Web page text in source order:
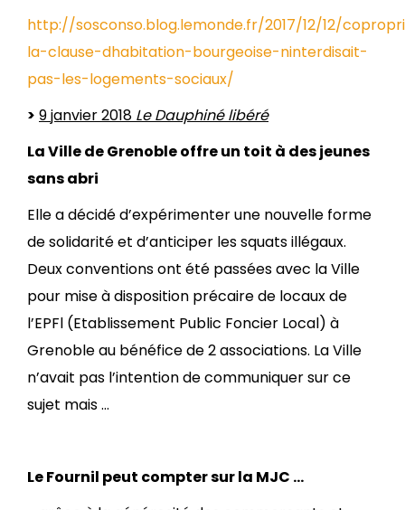
http://sosconso.blog.lemonde.fr/2017/12/12/
la-clause-dhabitation-bourgeoise-ninterdisait-
pas-les-logements-sociaux/
> 9 janvier 2018 Le Dauphiné libéré
La Ville de Grenoble offre un toit à des jeunes
sans abri
Elle a décidé d’expérimenter une nouvelle forme
de solidarité et d’anticiper les squats illégaux.
Deux conventions ont été passées avec la Ville
pour mise à disposition précaire de locaux de
l’EPFl (Etablissement Public Foncier Local) à
Grenoble au bénéfice de 2 associations. La Ville
n’avait pas l’intention de communiquer sur ce
sujet mais …
Le Fournil peut compter sur la MJC …